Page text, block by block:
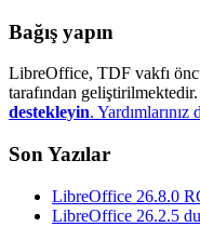
Bağış yapın
LibreOffice, TDF vakfı
tarafından
destekleyin.
Son Yazılar
LibreOffice 26.8.0
LibreOffice 26.2.5